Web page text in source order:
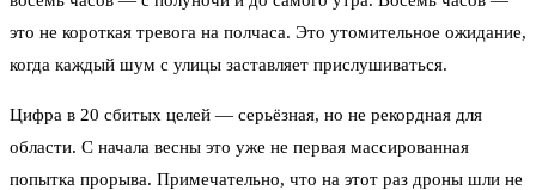
это не короткая тревога на полчаса. Это утомительное ожидание,
когда каждый шум с улицы заставляет прислушиваться.
Цифра в 20 сбитых целей — серьёзная, но не рекордная для
области. С начала весны это уже не первая массированная
попытка прорыва. Примечательно, что на этот раз дроны шли не